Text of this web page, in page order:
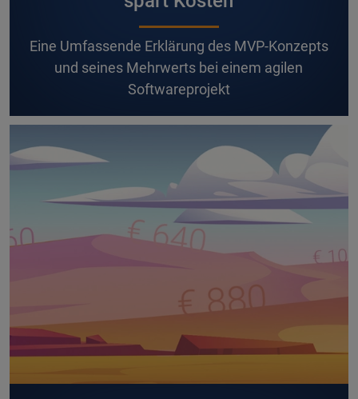
Eine Umfassende Erklärung des MVP-Konzepts
und seines Mehrwerts bei einem agilen
Softwareprojekt